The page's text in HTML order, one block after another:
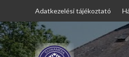
content
Adatkezelési tájékoztató